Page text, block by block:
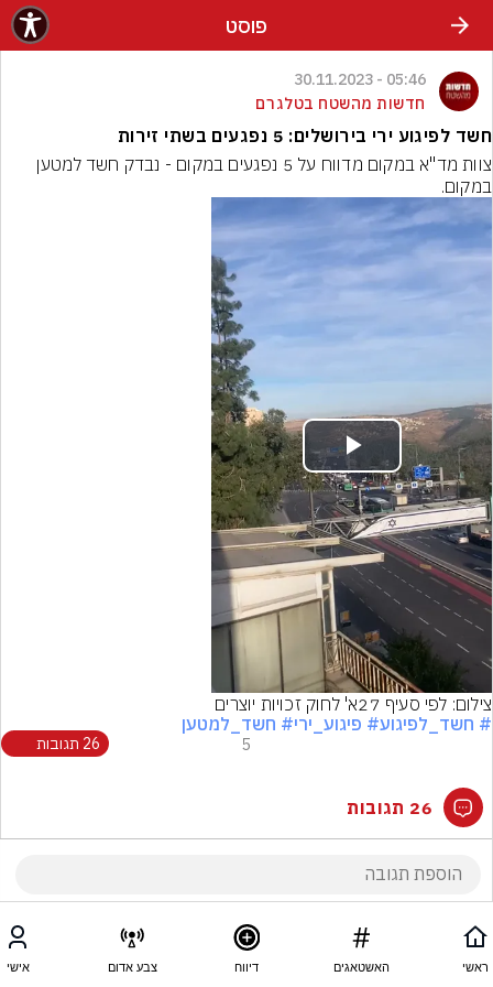
פוסט
05:46 - 30.11.2023
חדשות מהשטח בטלגרם
חשד לפיגוע ירי בירושלים: 5 נפגעים בשתי זירות
במקום.
Play
Video
צילום: לפי סעיף 27א' לחוק זכויות יוצרים
# חשד_לפיגוע# פיגוע_ירי# חשד_למטען
5 26 תגובות
26 תגובות
ראשי האשטאגים דיווח צבע אדום אישי